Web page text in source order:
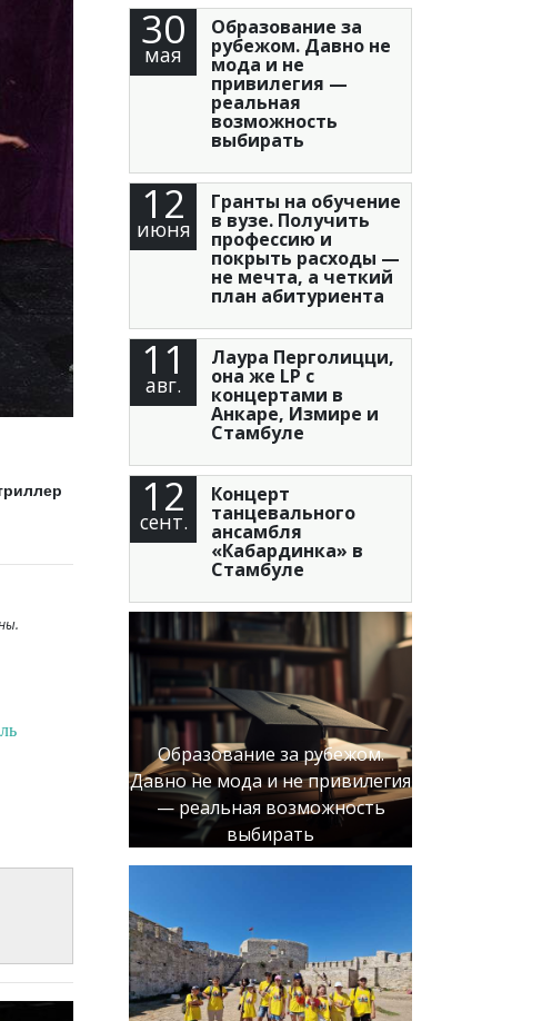
30
мая
Образование за
рубежом. Давно не
мода и не
привилегия —
реальная
возможность
выбирать
12
июня
Гранты на обучение
в вузе. Получить
профессию и
покрыть расходы —
не мечта, а четкий
план абитуриента
11
авг.
Лаура Перголицци,
она же LP с
концертами в
Анкаре, Измире и
Стамбуле
12
сент.
Концерт
танцевального
ансамбля
«Кабардинка» в
Стамбуле
Образование за рубежом.
Давно не мода и не привилегия
— реальная возможность
выбирать